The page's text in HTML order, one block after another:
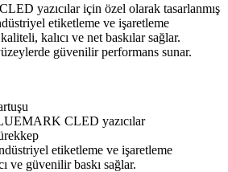
yazıcılar için özel olarak tasarlanmış
etiketleme ve işaretleme
kalıcı ve net baskılar sağlar.
güvenilir performans sunar.
CLED yazıcılar
etiketleme ve işaretleme
ve güvenilir baskı sağlar.